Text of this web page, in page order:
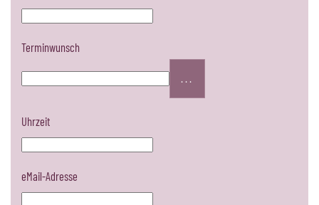
Terminwunsch
...
Uhrzeit
eMail-Adresse